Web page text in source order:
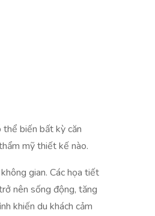
biến bất kỳ căn
mỹ thiết kế nào.
gian. Các họa tiết
nên sống động, tăng
khiến du khách cảm